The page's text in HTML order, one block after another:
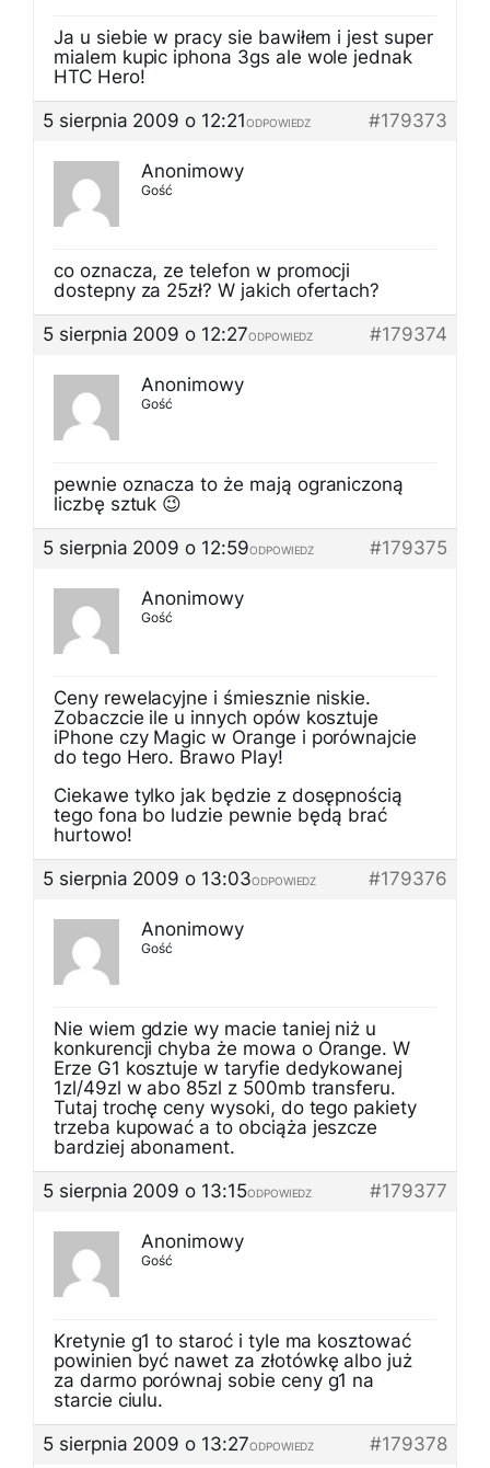
Ja u siebie w pracy sie bawiłem i jest super
mialem kupic iphona 3gs ale wole jednak
HTC Hero!
5 sierpnia 2009 o 12:21
#179373
ODPOWIEDZ
Anonimowy
Gość
co oznacza, ze telefon w promocji
dostepny za 25zł? W jakich ofertach?
5 sierpnia 2009 o 12:27
#179374
ODPOWIEDZ
Anonimowy
Gość
pewnie oznacza to że mają ograniczoną
liczbę sztuk 😉
5 sierpnia 2009 o 12:59
#179375
ODPOWIEDZ
Anonimowy
Gość
Ceny rewelacyjne i śmiesznie niskie.
Zobaczcie ile u innych opów kosztuje
iPhone czy Magic w Orange i porównajcie
do tego Hero. Brawo Play!
Ciekawe tylko jak będzie z dosępnością
tego fona bo ludzie pewnie będą brać
hurtowo!
5 sierpnia 2009 o 13:03
#179376
ODPOWIEDZ
Anonimowy
Gość
Nie wiem gdzie wy macie taniej niż u
konkurencji chyba że mowa o Orange. W
Erze G1 kosztuje w taryfie dedykowanej
1zl/49zl w abo 85zl z 500mb transferu.
Tutaj trochę ceny wysoki, do tego pakiety
trzeba kupować a to obciąża jeszcze
bardziej abonament.
5 sierpnia 2009 o 13:15
#179377
ODPOWIEDZ
Anonimowy
Gość
Kretynie g1 to staroć i tyle ma kosztować
powinien być nawet za złotówkę albo już
za darmo porównaj sobie ceny g1 na
starcie ciulu.
5 sierpnia 2009 o 13:27
#179378
ODPOWIEDZ